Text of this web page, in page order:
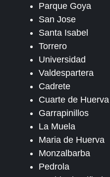
Parque Goya
San Jose
Santa Isabel
Torrero
Universidad
Valdespartera
Cadrete
Cuarte de Huerva
Garrapinillos
La Muela
Maria de Huerva
Monzalbarba
Pedrola